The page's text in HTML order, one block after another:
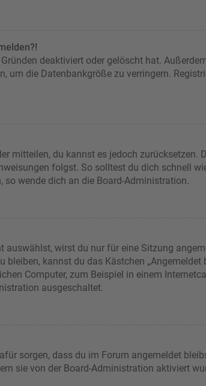
deaktiviert oder gelöscht hat.
um die Datenbankgröße zu verringern.
mitteilen, du kannst es jedoch zurücksetzen.
folgst. So solltest du dich schnell
wende dich an die Board-Administration.
wirst du nur für eine Sitzung
kannst du das Kästchen „Angemeldet
Computer, zum Beispiel in einem
ausgeschaltet.
sorgen, dass du im Forum angemeldet
sie von der Board-Administration aktiviert